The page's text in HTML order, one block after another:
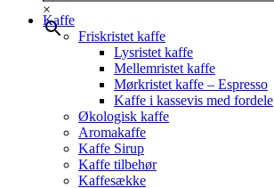
×
Kaffe
Friskristet kaffe
Lysristet kaffe
Mellemristet kaffe
Mørkristet kaffe – Espresso
Kaffe i kassevis med fordele
Økologisk kaffe
Aromakaffe
Kaffe Sirup
Kaffe tilbehør
Kaffesække